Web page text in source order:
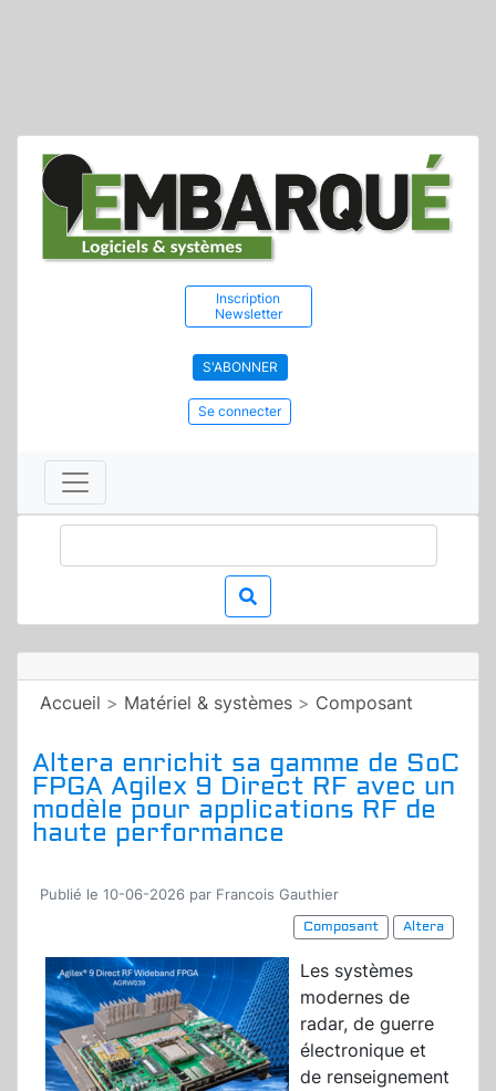
Inscription
Newsletter
S'ABONNER
Se connecter
Accueil > Matériel & systèmes > Composant
Altera enrichit sa gamme de SoC
FPGA Agilex 9 Direct RF avec un
modèle pour applications RF de
haute performance
Publié le 10-06-2026 par Francois Gauthier
Composant
Altera
Les systèmes
modernes de
radar, de guerre
électronique et
de renseignement